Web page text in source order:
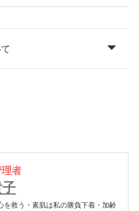
者
を救う・素肌は私の勝負下着・加齢